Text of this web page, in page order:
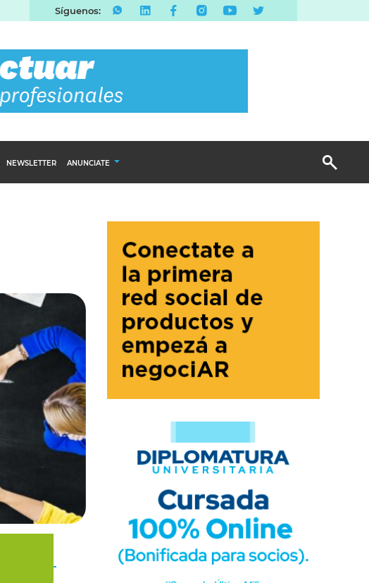
Síguenos:
NEWSLETTER ANUNCIATE
Email Marketing
Branded Content
Publicidad Revista